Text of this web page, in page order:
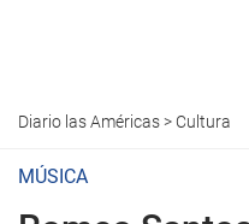
Diario las Américas> Cultura
MÚSICA